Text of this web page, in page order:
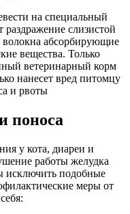
на специальный
слизистой
волокна абсорбирующие
вещества. Только
ветеринарный корм
нанесет вред питомцу
и рвоты
поноса
у кота, диареи и
работы желудка
исключить подобные
меры от